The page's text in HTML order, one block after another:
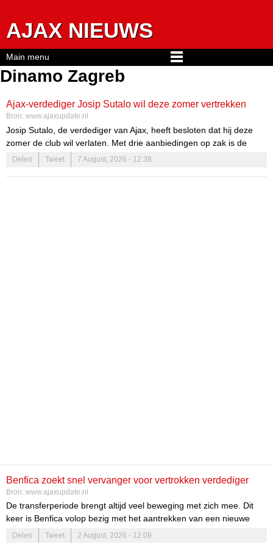
AJAX NIEUWS
Dinamo Zagreb
Ajax-verdediger Josip Sutalo wil deze zomer vertrekken
Bron: www.ajaxupdate.nl
Josip Sutalo, de verdediger van Ajax, heeft besloten dat hij deze
zomer de club wil verlaten. Met drie aanbiedingen op zak is de
speler op zoek naar een nieuwe uitdaging. Deze beslissing komt
niet uit de lucht vallen. Sutalo heeft zijn tijd bij Ajax goed benut en is
Delen Tweet 7 August, 2026 - 12:38
Benfica zoekt snel vervanger voor vertrokken verdediger
Bron: www.ajaxupdate.nl
De transferperiode brengt altijd veel beweging met zich mee. Dit
keer is Benfica volop bezig met het aantrekken van een nieuwe
centrale verdediger, nu António Silva zijn zinnen heeft gezet op
Bournemouth. Het vertrek van Silva heeft niet alleen financiële
Delen Tweet 2 August, 2026 - 12:09
Main menu